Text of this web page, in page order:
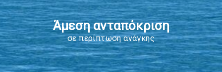
Άμεση ανταπόκριση
σε περίπτωση ανάγκης